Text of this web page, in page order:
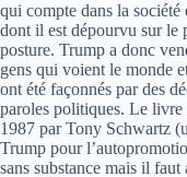
qui compte dans la société
dont il est dépourvu sur le
posture. Trump a donc
gens qui voient le monde
ont été façonnés par des
paroles politiques. Le
1987 par Tony Schwartz
Trump pour
sans substance mais il